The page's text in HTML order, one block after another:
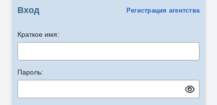
Вход Регистрация агентства
Краткое имя:
Пароль: